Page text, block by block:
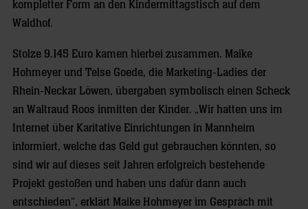
kompletter Form an den Kindermittagstisch auf dem
Waldhof.
Stolze 9.145 Euro kamen hierbei zusammen. Maike
Hohmeyer und Telse Goede, die Marketing-Ladies der
Rhein-Neckar Löwen, übergaben symbolisch einen Scheck
an Waltraud Roos inmitten der Kinder. „Wir hatten uns im
Internet über Karitative Einrichtungen in Mannheim
informiert, welche das Geld gut gebrauchen könnten, so
sind wir auf dieses seit Jahren erfolgreich bestehende
Projekt gestoßen und haben uns dafür dann auch
entschieden“, erklärt Maike Hohmeyer im Gespräch mit